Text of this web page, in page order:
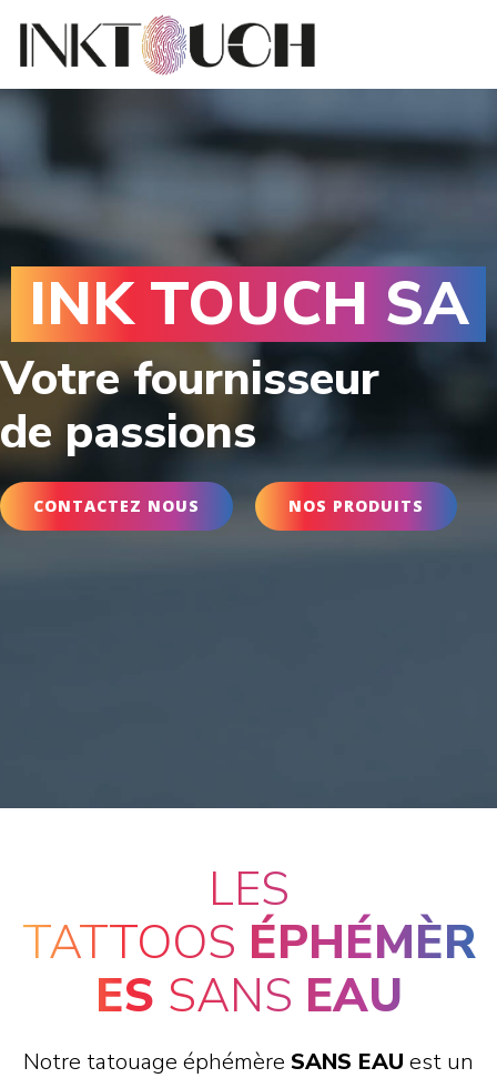
contenu
INK TOUCH SA
Votre fournisseur
de passions
de festivités
CONTACTEZ NOUS NOS PRODUITS
LES
TATTOOS ÉPHÉMÈR
ES SANS EAU
Notre tatouage éphémère SANS EAU est un